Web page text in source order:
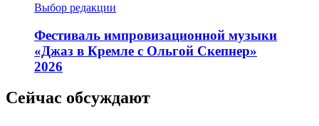
Выбор редакции
Фестиваль импровизационной музыки
«Джаз в Кремле с Ольгой Скепнер»
2026
Сейчас обсуждают